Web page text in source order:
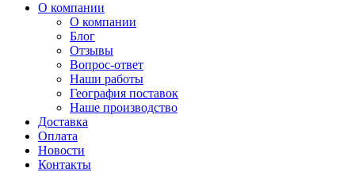
О компании
О компании
Блог
Отзывы
Вопрос-ответ
Наши работы
География поставок
Наше производство
Доставка
Оплата
Новости
Контакты